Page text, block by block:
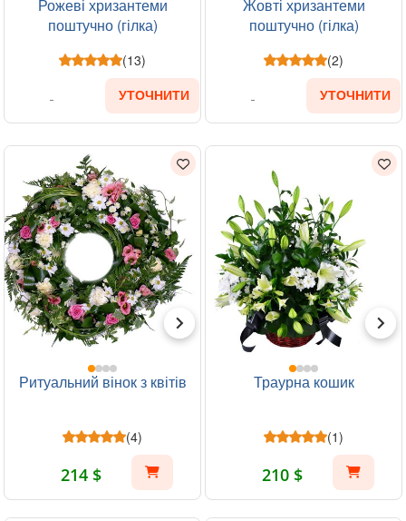
Рожеві хризантеми
поштучно (гілка)
(13)
УТОЧНИТИ
Жовті хризантеми
поштучно (гілка)
(2)
УТОЧНИТИ
Ритуальний вінок з квітів
(4)
214 $
Траурна кошик
(1)
210 $